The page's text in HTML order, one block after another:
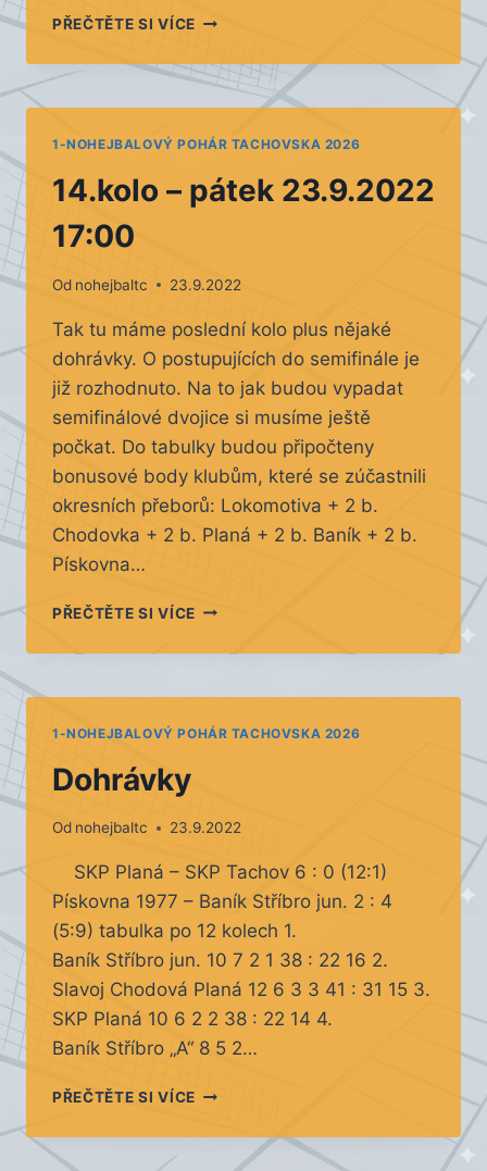
PŘEČTĚTE SI VÍCESUPERFINÁLE
1-NOHEJBALOVÝ POHÁR TACHOVSKA 2026
14.kolo – pátek 23.9.2022
17:00
Od nohejbaltc 23.9.2022
Tak tu máme poslední kolo plus nějaké
dohrávky. O postupujících do semifinále je
již rozhodnuto. Na to jak budou vypadat
semifinálové dvojice si musíme ještě
počkat. Do tabulky budou připočteny
bonusové body klubům, které se zúčastnili
okresních přeborů: Lokomotiva + 2 b.
Chodovka + 2 b. Planá + 2 b. Baník + 2 b.
Pískovna…
PŘEČTĚTE SI VÍCE14.KOLO
PÁTEK
17:00
1-NOHEJBALOVÝ POHÁR TACHOVSKA 2026
Dohrávky
Od nohejbaltc 23.9.2022
SKP Planá – SKP Tachov 6 : 0 (12:1)
Pískovna 1977 – Baník Stříbro jun. 2 : 4
(5:9) tabulka po 12 kolech 1.
Baník Stříbro jun. 10 7 2 1 38 : 22 16 2.
Slavoj Chodová Planá 12 6 3 3 41 : 31 15 3.
SKP Planá 10 6 2 2 38 : 22 14 4.
Baník Stříbro „A“ 8 5 2…
PŘEČTĚTE SI VÍCEDOHRÁVKY